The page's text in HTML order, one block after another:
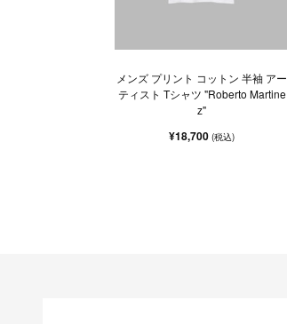
メンズ プリント コットン 半袖 アー
ティスト Tシャツ "Roberto Martine
z"
¥18,700(税込)